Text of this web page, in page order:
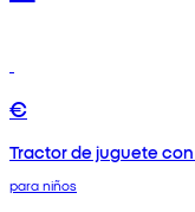
€
Tractor de juguete
para niños